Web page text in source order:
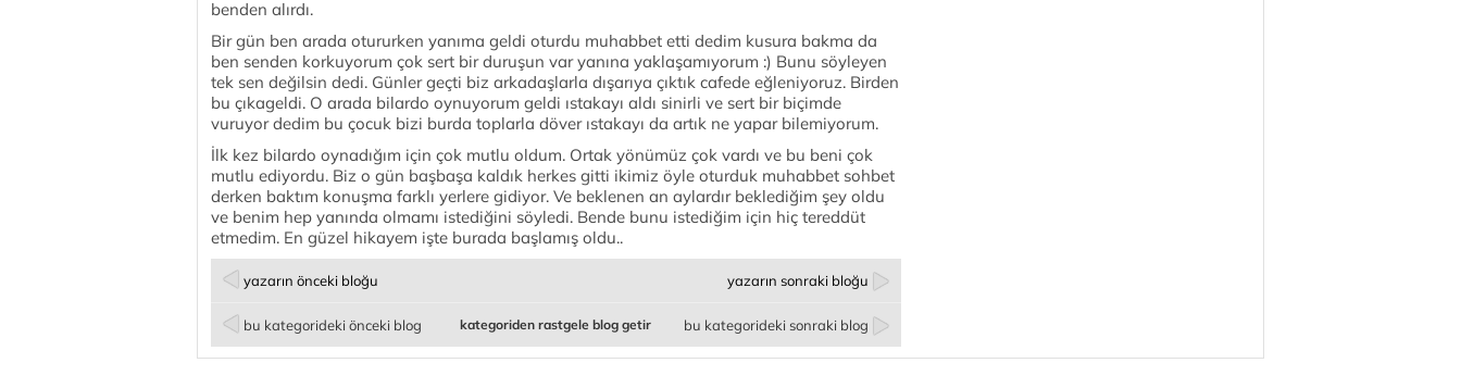
benden alırdı.
Bir gün ben arada otururken yanıma geldi oturdu muhabbet etti dedim kusura bakma da
ben senden korkuyorum çok sert bir duruşun var yanına yaklaşamıyorum :) Bunu söyleyen
tek sen değilsin dedi. Günler geçti biz arkadaşlarla dışarıya çıktık cafede eğleniyoruz. Birden
bu çıkageldi. O arada bilardo oynuyorum geldi ıstakayı aldı sinirli ve sert bir biçimde
vuruyor dedim bu çocuk bizi burda toplarla döver ıstakayı da artık ne yapar bilemiyorum.
İlk kez bilardo oynadığım için çok mutlu oldum. Ortak yönümüz çok vardı ve bu beni çok
mutlu ediyordu. Biz o gün başbaşa kaldık herkes gitti ikimiz öyle oturduk muhabbet sohbet
derken baktım konuşma farklı yerlere gidiyor. Ve beklenen an aylardır beklediğim şey oldu
ve benim hep yanında olmamı istediğini söyledi. Bende bunu istediğim için hiç tereddüt
etmedim. En güzel hikayem işte burada başlamış oldu..
yazarın önceki bloğu yazarın sonraki bloğu
bu kategorideki önceki blog bu kategorideki sonraki blog
kategoriden rastgele blog getir